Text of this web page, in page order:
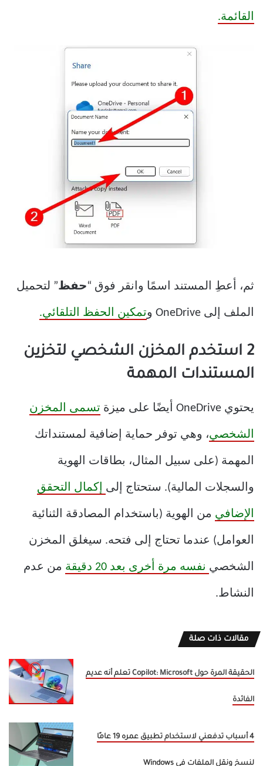
القائمة.
ثم، أعطِ المستند اسمًا وانقر فوق “حفظ” لتحميل
الملف إلى OneDrive و تمكين الحفظ التلقائي.
2 استخدم المخزن الشخصي لتخزين
المستندات المهمة
يحتوي OneDrive أيضًا على ميزة تسمى المخزن
الشخصي، وهي توفر حماية إضافية لمستنداتك
المهمة (على سبيل المثال، بطاقات الهوية
والسجلات المالية). ستحتاج إلى إكمال التحقق
الإضافي من الهوية (باستخدام المصادقة الثنائية
العوامل) عندما تحتاج إلى فتحه. سيغلق المخزن
الشخصي نفسه مرة أخرى بعد 20 دقيقة من عدم
النشاط.
مقالات ذات صلة
الحقيقة المرة حول Copilot: Microsoft تعلم أنه عديم
الفائدة
4 أسباب تدفعني لاستخدام تطبيق عمره 19 عامًا
لنسخ ونقل الملفات في Windows